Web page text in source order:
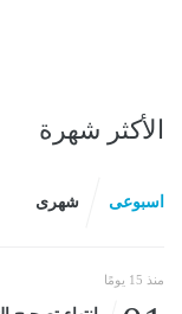
الأكثر شهرة
اسبوعى شهرى
منذ 15 يومًا